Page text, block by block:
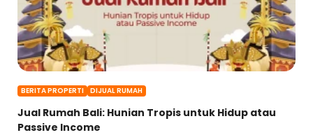
BERITA PROPERTI DIJUAL RUMAH
Jual Rumah Bali: Hunian Tropis untuk Hidup atau
Passive Income